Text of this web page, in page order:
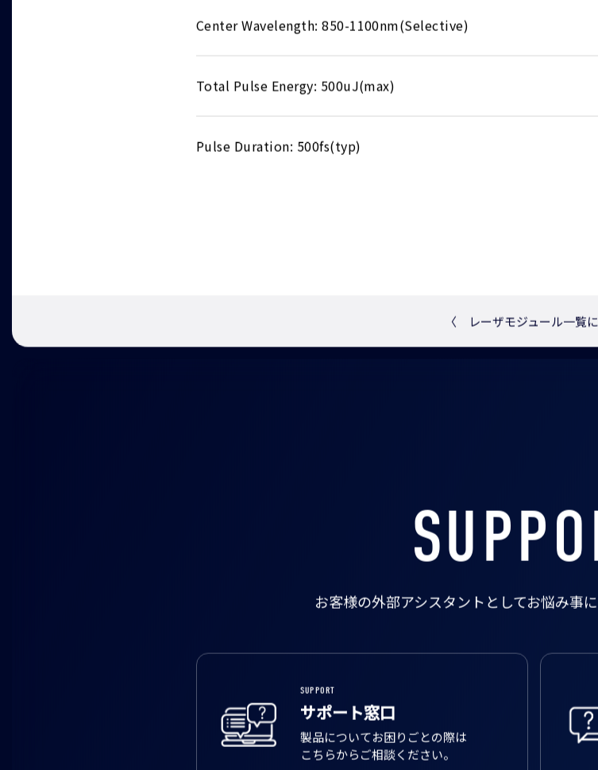
Center Wavelength: 850-1100nm(Selective)
Total Pulse Energy: 500uJ(max)
Pulse Duration: 500fs(typ)
〈 レーザモジュール一覧
お客様の外部アシスタントとしてお悩み事
SUPPORT
サポート窓口
製品についてお困りごとの際は
こちらからご相談ください。